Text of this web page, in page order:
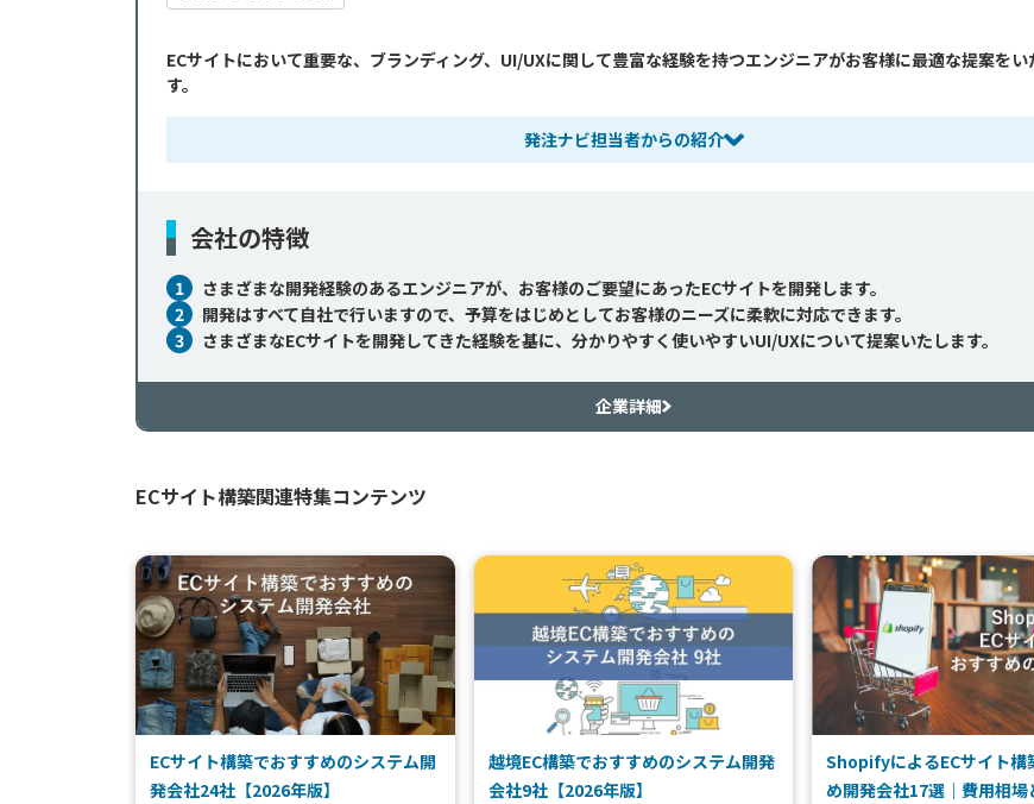
ECサイトにおいて重要な、ブランディング、UI/UXに関して豊富な経験を持つエンジニアがお客様に最適な提案をい
す。
発注ナビ担当者からの紹介
会社の特徴
1
さまざまな開発経験のあるエンジニアが、お客様のご要望にあったECサイトを開発します。
2
開発はすべて自社で行いますので、予算をはじめとしてお客様のニーズに柔軟に対応できます。
3
さまざまなECサイトを開発してきた経験を基に、分かりやすく使いやすいUI/UXについて提案いたします。
企業詳細
ECサイト構築関連特集コンテンツ
ECサイト構築でおすすめのシステム開
発会社24社【2026年版】
越境EC構築でおすすめのシステム開発
会社9社【2026年版】
ShopifyによるECサイト構
め開発会社17選｜費用相場